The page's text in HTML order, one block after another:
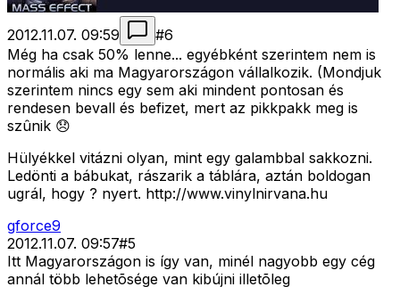
2012.11.07. 09:59 #6
Még ha csak 50% lenne... egyébként szerintem nem is
normális aki ma Magyarországon vállalkozik. (Mondjuk
szerintem nincs egy sem aki mindent pontosan és
rendesen bevall és befizet, mert az pikkpakk meg is
szûnik 😞
Hülyékkel vitázni olyan, mint egy galambbal sakkozni.
Ledönti a bábukat, rászarik a táblára, aztán boldogan
ugrál, hogy ? nyert. http://www.vinylnirvana.hu
gforce9
2012.11.07. 09:57#5
Itt Magyarországon is így van, minél nagyobb egy cég
annál több lehetõsége van kibújni illetõleg